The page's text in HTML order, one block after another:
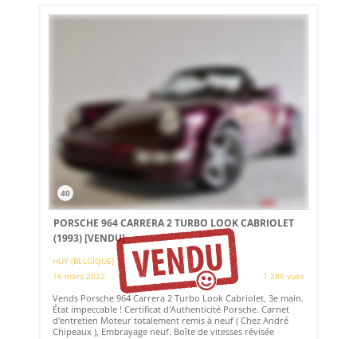
40
PORSCHE 964 CARRERA 2 TURBO LOOK CABRIOLET
(1993)[VENDU]
HUY (BELGIQUE)
16 mars 2022
1 285 vues
Vends Porsche 964 Carrera 2 Turbo Look Cabriolet, 3e main.
État impeccable ! Certificat d'Authenticité Porsche. Carnet
d'entretien Moteur totalement remis à neuf ( Chez André
Chipeaux ), Embrayage neuf. Boîte de vitesses révisée